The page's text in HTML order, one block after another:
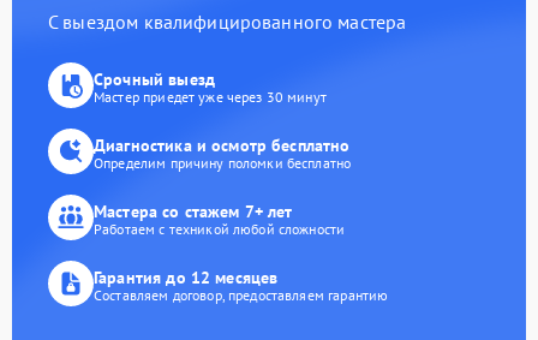
С выездом квалифицированного мастера
Срочный выезд
Мастер приедет уже через 30 минут
Диагностика и осмотр бесплатно
Определим причину поломки бесплатно
Мастера со стажем 7+ лет
Работаем с техникой любой сложности
Гарантия до 12 месяцев
Составляем договор, предоставляем гарантию